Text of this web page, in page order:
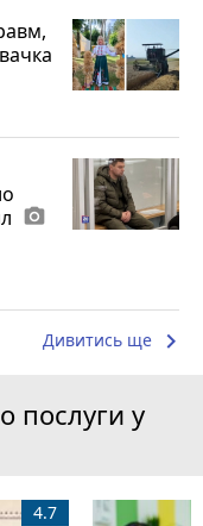
photo_camera
Дивитись ще keyboard_arrow_right
послуги у
4.7